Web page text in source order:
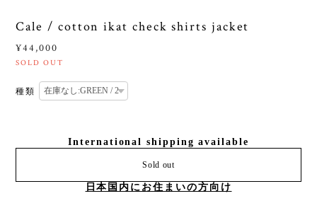
Cale / cotton ikat check shirts jacket
¥44,000
SOLD OUT
種類
International shipping available
Sold out
日本国内にお住まいの方向け